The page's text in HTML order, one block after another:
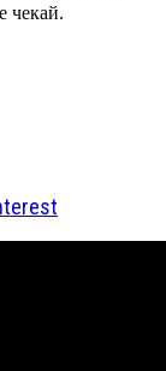
чекай.